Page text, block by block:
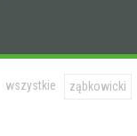
wszystkie ząbkowicki